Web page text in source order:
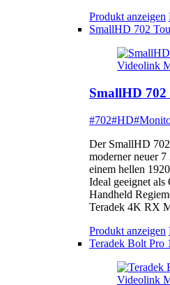
Produkt anzeigen
SmallHD 702
SmallHD
#702#HD
Der SmallHD
moderner neuer
einem hellen
Ideal geeignet
Handheld
Teradek 4K RX
Produkt anzeigen
Teradek Bolt Pro